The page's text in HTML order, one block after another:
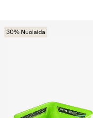
30% Nuolaida